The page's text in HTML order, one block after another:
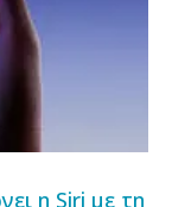
η Siri με τη